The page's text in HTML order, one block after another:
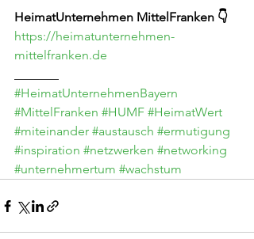
HeimatUnternehmen MittelFranken 👇
https://heimatunternehmen-
mittelfranken.de
#HeimatUnternehmenBayern
#MittelFranken #HUMF #HeimatWert
#miteinander #austausch #ermutigung
#inspiration #netzwerken #networking
#unternehmertum #wachstum